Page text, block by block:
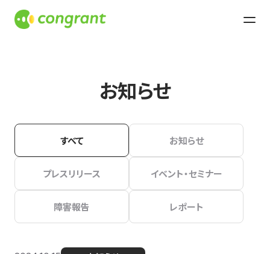
お知らせ
すべて お知らせ
プレスリリース イベント・セミナー
障害報告 レポート